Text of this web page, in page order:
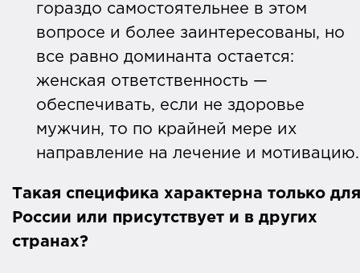
гораздо самостоятельнее в этом
вопросе и более заинтересованы, но
все равно доминанта остается:
женская ответственность —
обеспечивать, если не здоровье
мужчин, то по крайней мере их
направление на лечение и
Такая специфика характерна только для
России или присутствует и в других
странах?